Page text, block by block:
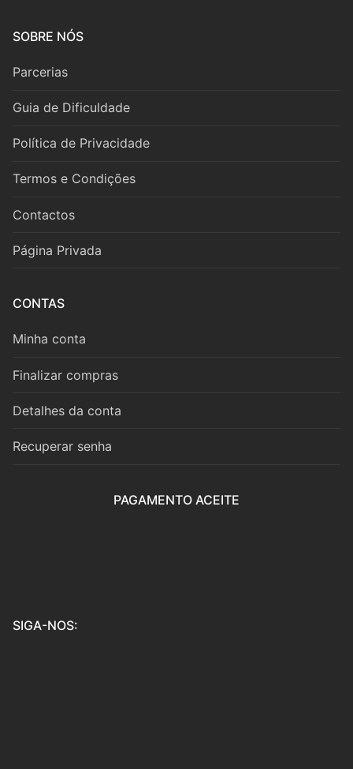
Edição Integral das Obras Didáticas de Roberto
SOBRE NÓS
Parcerias
Guia de Dificuldade
Política de Privacidade
Termos e Condições
Contactos
Página Privada
CONTAS
Minha conta
Finalizar compras
Detalhes da conta
Recuperar senha
PAGAMENTO ACEITE
SIGA-NOS: